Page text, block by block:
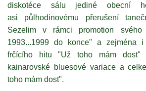
diskotéce sálu jediné obecní
asi půlhodinovému přerušení
Sezelim v rámci promotion
1993...1999 do konce" a zejména
frčícího hitu "Už toho mám dost"
kainarovské bluesové variace a
toho mám dost".